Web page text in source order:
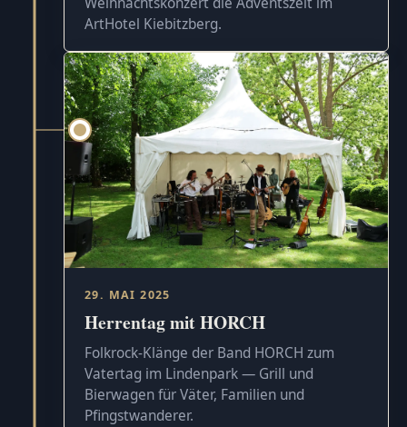
ArtHotel Kiebitzberg.
29. MAI 2025
Herrentag mit HORCH
Folkrock-Klänge der Band HORCH zum
Vatertag im Lindenpark — Grill und
Bierwagen für Väter, Familien und
Pfingstwanderer.